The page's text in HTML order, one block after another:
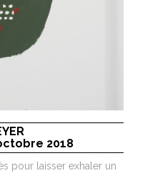
2018
pour laisser exhaler un